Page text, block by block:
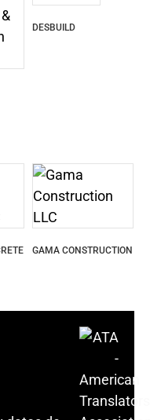
DESBUILD
GAMA CONSTRUCTION